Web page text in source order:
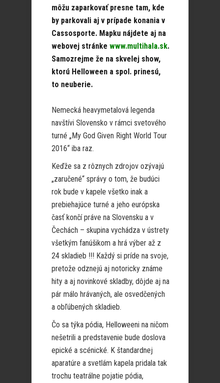
môžu zaparkovať presne tam, kde
by parkovali aj v prípade konania v
Cassosporte. Mapku nájdete aj na
webovej stránke www.multihala.sk.
Samozrejme že na skvelej show,
ktorú Helloween a spol. prinesú,
to neuberie.
Nemecká heavymetalová legenda
navštívi Slovensko v rámci svetového
turné „My God Given Right World Tour
2016“ iba raz.
Keďže sa z rôznych zdrojov ozývajú
„zaručené“ správy o tom, že budúci
rok bude v kapele všetko inak a
prebiehajúce turné a jeho európska
časť končí práve na Slovensku a v
Čechách – skupina vychádza v ústrety
všetkým fanúšikom a hrá výber až z
24 skladieb !!! Každý si príde na svoje,
pretože odznejú aj notoricky známe
hity a aj novinkové skladby, dôjde aj na
pár málo hrávaných, ale osvedčených
a obľúbených skladieb.
Čo sa týka pódia, Helloweeni na ničom
nešetrili a predstavenie bude doslova
epické a scénické. K štandardnej
aparatúre a svetlám kapela pridala tak
trochu teatrálne pojatie pódia,